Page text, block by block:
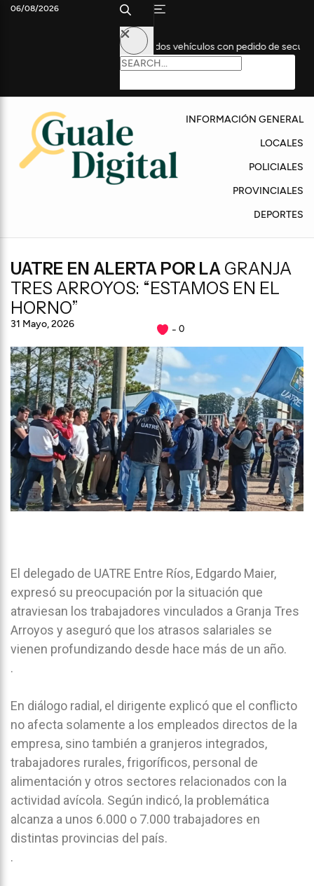
de una moto: secuestran dos vehículos con pedido de secuestro
06/08/2026
INFORMACIÓN GENERAL
LOCALES
POLICIALES
PROVINCIALES
DEPORTES
UATRE EN ALERTA POR LA GRANJA
TRES ARROYOS: “ESTAMOS EN EL
HORNO”
31 Mayo, 2026 0
El delegado de UATRE Entre Ríos, Edgardo Maier,
expresó su preocupación por la situación que
atraviesan los trabajadores vinculados a Granja Tres
Arroyos y aseguró que los atrasos salariales se
vienen profundizando desde hace más de un año.
.
En diálogo radial, el dirigente explicó que el conflicto
no afecta solamente a los empleados directos de la
empresa, sino también a granjeros integrados,
trabajadores rurales, frigoríficos, personal de
alimentación y otros sectores relacionados con la
actividad avícola. Según indicó, la problemática
alcanza a unos 6.000 o 7.000 trabajadores en
distintas provincias del país.
.